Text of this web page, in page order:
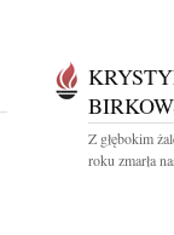
Z głębokim
roku zmarła